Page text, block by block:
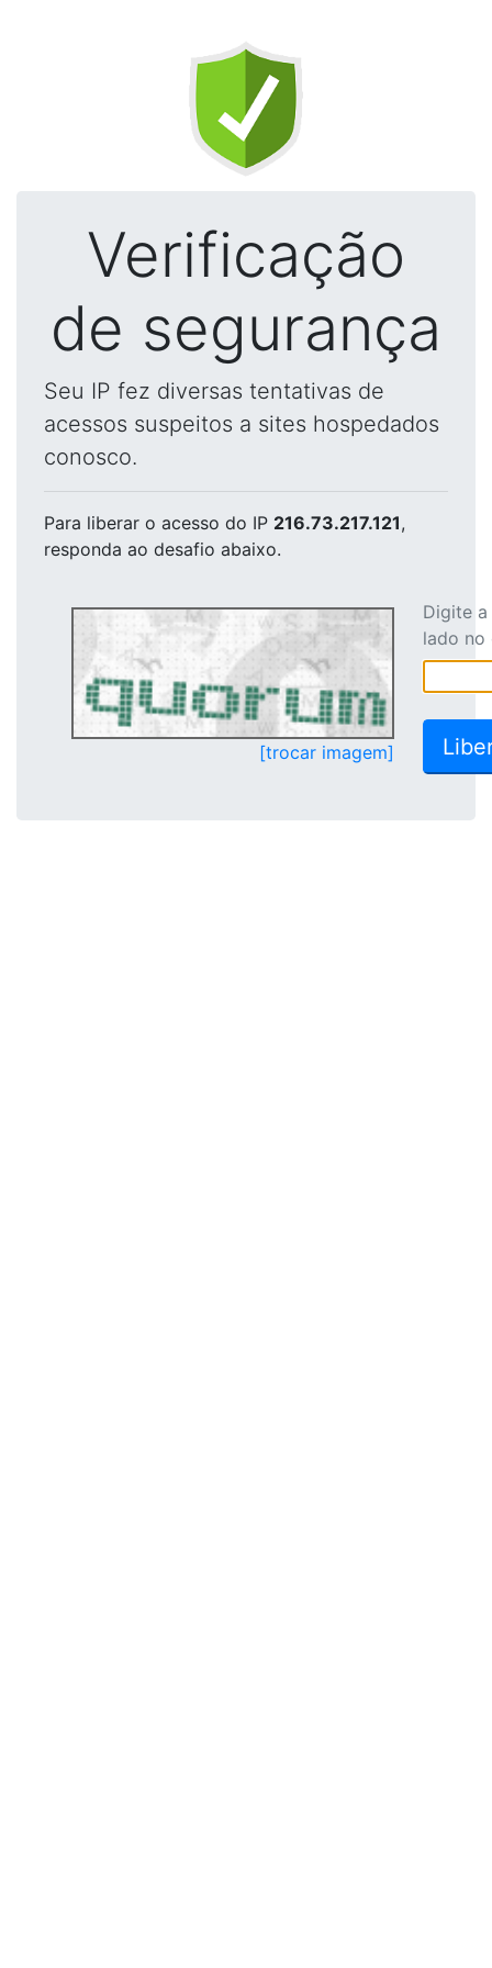
Verificação
de segurança
Seu IP fez diversas tentativas de
acessos suspeitos a sites hospedados
conosco.
Para liberar o acesso do IP 216.73.217.121,
responda ao desafio abaixo.
[trocar imagem]
Digite
lado no